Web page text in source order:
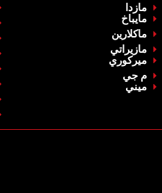
‏مازدا‏
‏مايباخ‏
‏ماكلارين‏
‏مازيراتي‏
ميركوري
م جي
‏ميني‏